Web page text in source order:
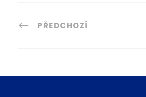
PŘEDCHOZÍ